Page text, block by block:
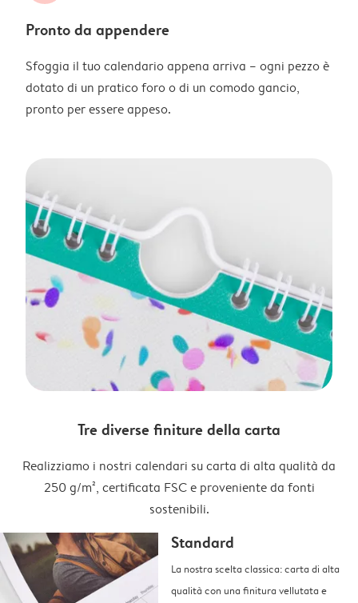
Pronto da appendere
Sfoggia il tuo calendario appena arriva – ogni pezzo è
dotato di un pratico foro o di un comodo gancio,
pronto per essere appeso.
Tre diverse finiture della carta
Realizziamo i nostri calendari su carta di alta qualità da
250 g/m², certificata FSC e proveniente da fonti
sostenibili.
Standard
La nostra scelta classica: carta di alta
qualità con una finitura vellutata e